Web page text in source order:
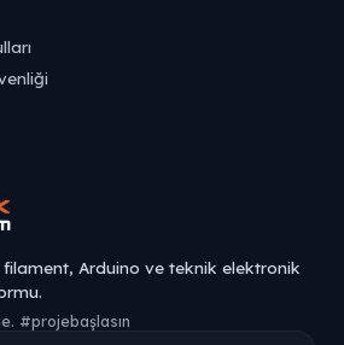
filament, Arduino ve teknik elektronik
#projebaşlasın